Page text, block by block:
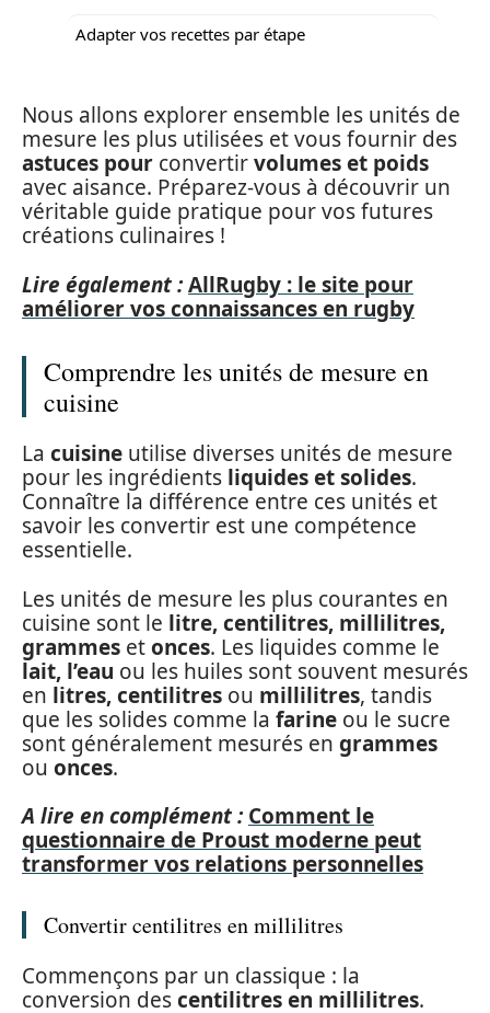
Adapter vos recettes par étape
Nous allons explorer ensemble les unités de
mesure les plus utilisées et vous fournir des
astuces pour convertirvolumes et poids
avec aisance. Préparez-vous à découvrir un
véritable guide pratique pour vos futures
créations culinaires !
Lire également :AllRugby : le site pour
améliorer vos connaissances en rugby
Comprendre les unités de mesure en
cuisine
La cuisine utilise diverses unités de mesure
pour les ingrédients liquides et solides.
Connaître la différence entre ces unités et
savoir les convertir est une compétence
essentielle.
Les unités de mesure les plus courantes en
cuisine sont le litre, centilitres, millilitres,
grammes etonces. Les liquides comme le
lait, l’eau ou les huiles sont souvent mesurés
en litres, centilitres ou millilitres, tandis
que les solides comme la farine ou le sucre
sont généralement mesurés en grammes
ou onces.
A lire en complément : Comment le
questionnaire de Proust moderne peut
transformer vos relations personnelles
Convertir centilitres en millilitres
Commençons par un classique : la
conversion descentilitres en millilitres.